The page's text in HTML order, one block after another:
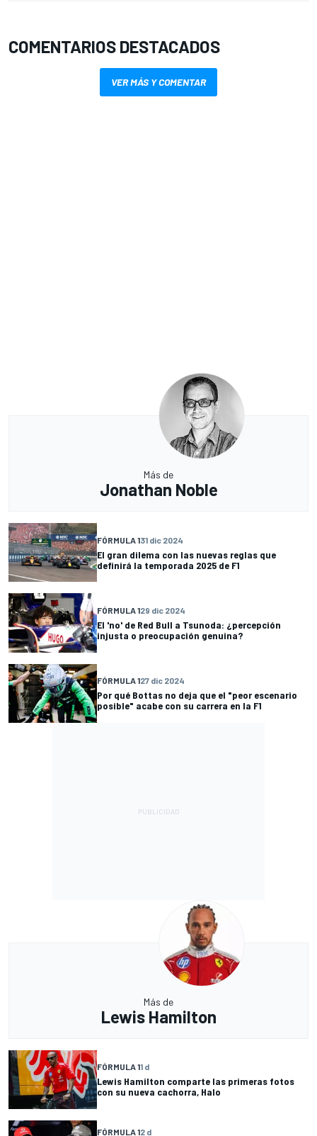
COMENTARIOS DESTACADOS
VER MÁS Y COMENTAR
Más de
Jonathan Noble
FÓRMULA 131 dic 2024
El gran dilema con las nuevas reglas que
definirá la temporada 2025 de F1
FÓRMULA 129 dic 2024
El 'no' de Red Bull a Tsunoda: ¿percepción
injusta o preocupación genuina?
FÓRMULA 127 dic 2024
Por qué Bottas no deja que el "peor escenario
posible" acabe con su carrera en la F1
Más de
Lewis Hamilton
FÓRMULA 11 d
Lewis Hamilton comparte las primeras fotos
con su nueva cachorra, Halo
FÓRMULA 12 d